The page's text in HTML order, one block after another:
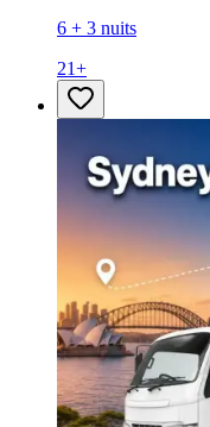
6 + 3 nuits
21+